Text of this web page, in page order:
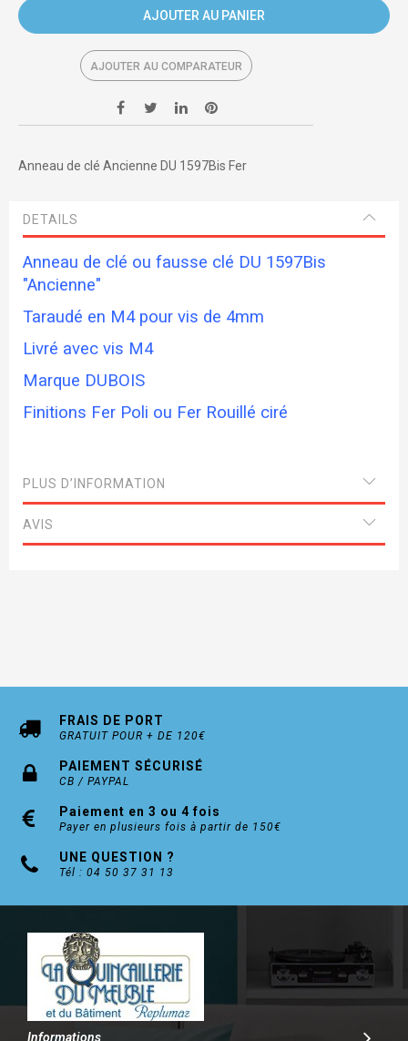
AJOUTER AU PANIER
AJOUTER AU COMPARATEUR
Anneau de clé Ancienne DU 1597Bis Fer
DETAILS
Anneau de clé ou fausse clé DU 1597Bis
"Ancienne"
Taraudé en M4 pour vis de 4mm
Livré avec vis M4
Marque DUBOIS
Finitions Fer Poli ou Fer Rouillé ciré
PLUS D’INFORMATION
AVIS
FRAIS DE PORT
GRATUIT POUR + DE 120€
PAIEMENT SÉCURISÉ
CB / PAYPAL
Paiement en 3 ou 4 fois
Payer en plusieurs fois à partir de 150€
UNE QUESTION ?
Tél : 04 50 37 31 13
Informations